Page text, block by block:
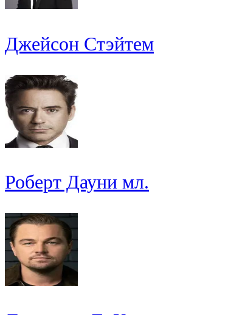
Джейсон Стэйтем
Роберт Дауни мл.